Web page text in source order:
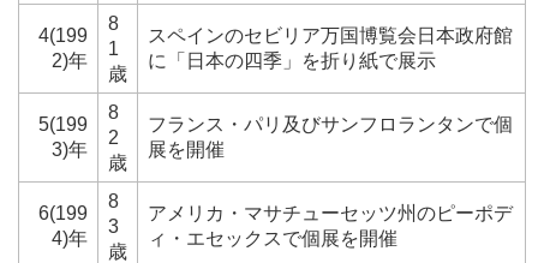
4(199
2)年
8
1
歳
スペインのセビリア万国博覧会日本政府館
に「日本の四季」を折り紙で展示
5(199
3)年
8
2
歳
フランス・パリ及びサンフロランタンで個
展を開催
6(199
4)年
8
3
歳
アメリカ・マサチューセッツ州のピーポデ
ィ・エセックスで個展を開催